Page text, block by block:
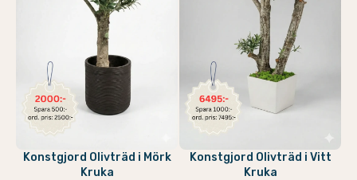
Konstgjord Olivträd i Mörk
Kruka
Konstgjord Olivträd i Vitt
Kruka